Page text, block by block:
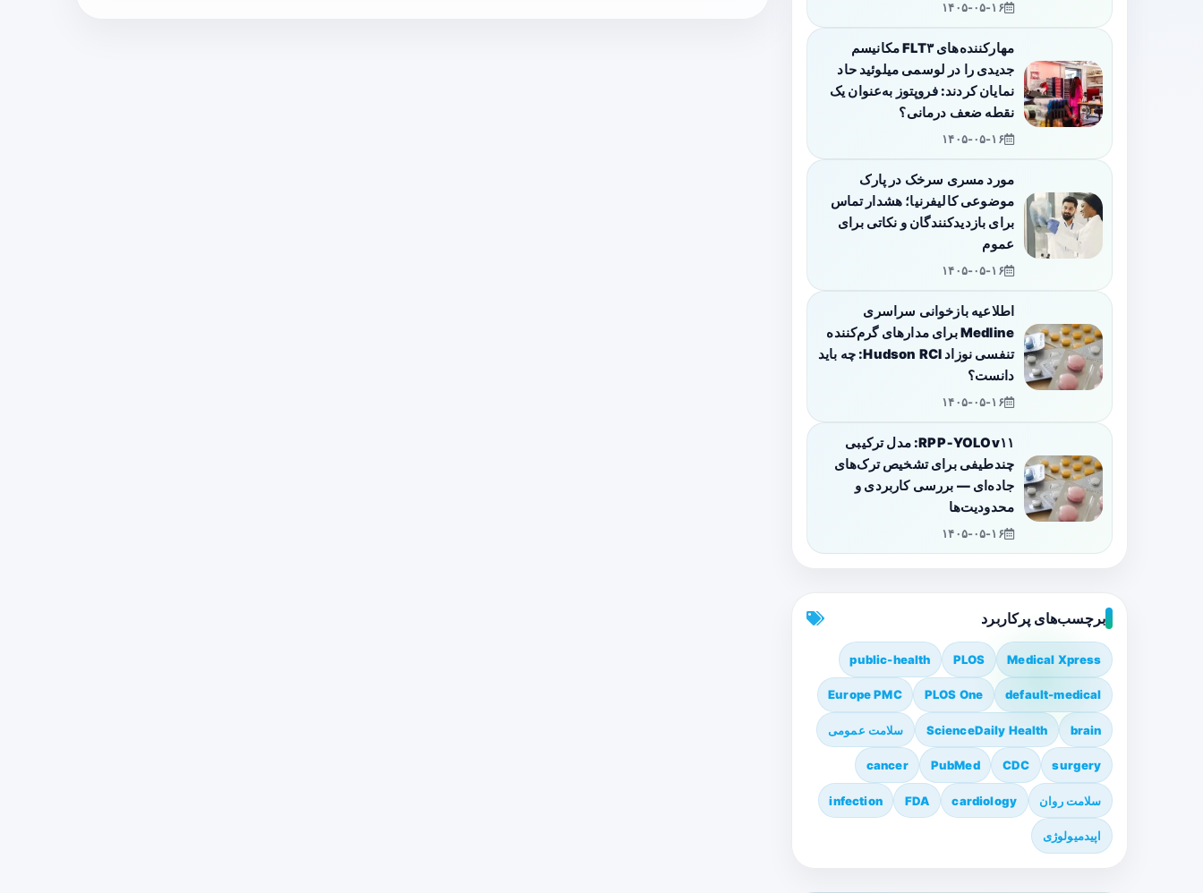
۱۴۰۵-۰۵-۱۶
مهارکننده‌های FLT۳ مکانیسم
جدیدی را در لوسمی میلوئید حاد
نمایان کردند: فروپتوز به‌عنوان یک
نقطه ضعف درمانی؟
۱۴۰۵-۰۵-۱۶
مورد مسری سرخک در پارک
موضوعی کالیفرنیا؛ هشدار تماس
برای بازدیدکنندگان و نکاتی برای
عموم
۱۴۰۵-۰۵-۱۶
اطلاعیه بازخوانی سراسری
Medline برای مدارهای گرم‌کننده
تنفسی نوزاد Hudson RCI: چه باید
دانست؟
۱۴۰۵-۰۵-۱۶
RPP‑YOLOv۱۱: مدل ترکیبی
چندطیفی برای تشخیص ترک‌های
جاده‌ای — بررسی کاربردی و
محدودیت‌ها
۱۴۰۵-۰۵-۱۶
برچسب‌های پرکاربرد
Medical Xpress
PLOS
public-health
default-medical
PLOS One
Europe PMC
brain
ScienceDaily Health سلامت عمومی
surgery
CDC
PubMed
cancer
سلامت روان cardiology
FDA
infection
اپیدمیولوژی